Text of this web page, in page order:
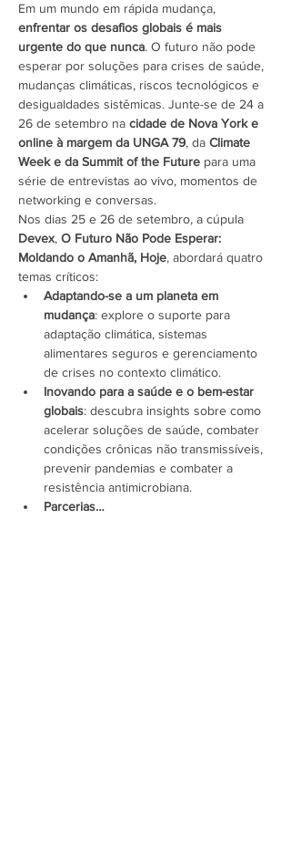
Em um mundo em rápida mudança,
enfrentar os desafios globais é mais
urgente do que nunca. O futuro não pode
esperar por soluções para crises de saúde,
mudanças climáticas, riscos tecnológicos e
desigualdades sistêmicas. Junte-se de 24 a
26 de setembro na cidade de Nova York e
online à margem da UNGA 79, da Climate
Week e da Summit of the Future para uma
série de entrevistas ao vivo, momentos de
networking e conversas.
Nos dias 25 e 26 de setembro, a cúpula
Devex, O Futuro Não Pode Esperar:
Moldando o Amanhã, Hoje, abordará quatro
temas críticos:
Adaptando-se a um planeta em
mudança: explore o suporte para
adaptação climática, sistemas
alimentares seguros e gerenciamento
de crises no contexto climático.
Inovando para a saúde e o bem-estar
globais: descubra insights sobre como
acelerar soluções de saúde, combater
condições crônicas não transmissíveis,
prevenir pandemias e combater a
resistência antimicrobiana.
Parcerias…